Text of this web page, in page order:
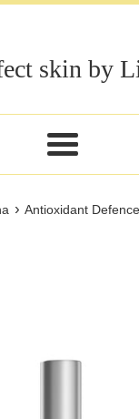
skin by
Menu
› Antioxidant